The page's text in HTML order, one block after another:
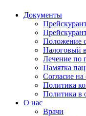
Документы
Положение
Налоговый
Лечение по
Памятка
Согласие
Политика
Политика в
О нас
Врачи